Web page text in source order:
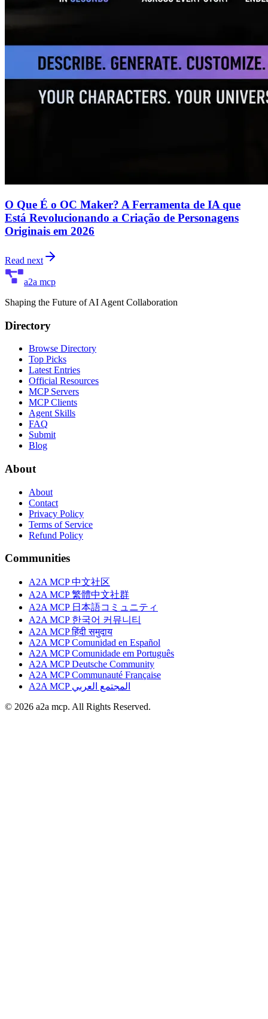
O Que É o OC Maker? A Ferramenta de IA que
Está Revolucionando a Criação de Personagens
Originais em 2026
Read next
a2a mcp
Shaping the Future of AI Agent Collaboration
Directory
Browse Directory
Top Picks
Latest Entries
Official Resources
MCP Servers
MCP Clients
Agent Skills
FAQ
Submit
Blog
About
About
Contact
Privacy Policy
Terms of Service
Refund Policy
Communities
A2A MCP 中文社区
A2A MCP 繁體中文社群
A2A MCP 日本語コミュニティ
A2A MCP 한국어 커뮤니티
A2A MCP हिंदी समुदाय
A2A MCP Comunidad en Español
A2A MCP Comunidade em Português
A2A MCP Deutsche Community
A2A MCP Communauté Française
A2A MCP المجتمع العربي
© 2026 a2a mcp. All Rights Reserved.